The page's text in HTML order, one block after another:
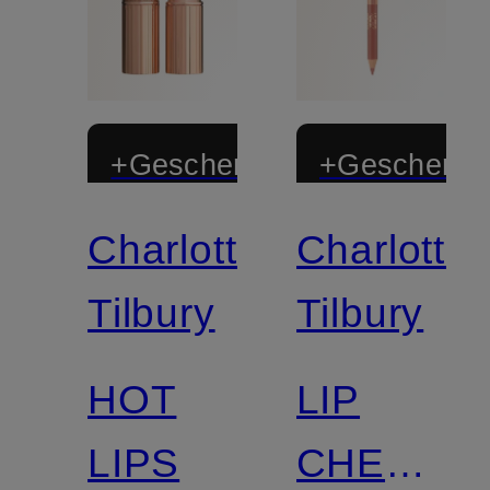
+Geschenk
Zertifiziert
Charlotte
Tilbury
HOT
LIPS
+Geschenk
Zertifiziert
Charlotte
Tilbury
LIP
CHEAT